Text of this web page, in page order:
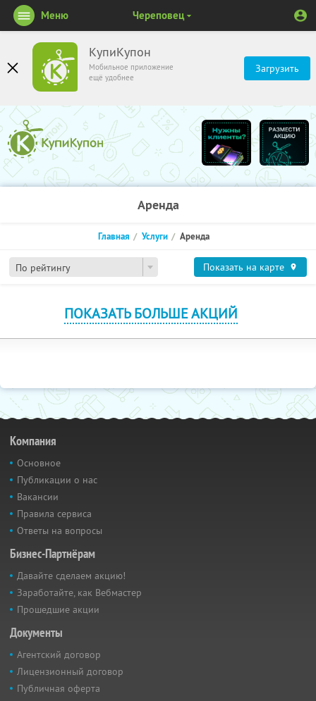
КупиКупон
Мобильное приложение
ещё удобнее
Загрузить
Меню Череповец
Аренда
По рейтингу
Главная Услуги Аренда
Показать на карте
ПОКАЗАТЬ БОЛЬШЕ АКЦИЙ
Компания
Основное
Публикации о нас
Вакансии
Правила сервиса
Ответы на вопросы
Бизнес-Партнёрам
Давайте сделаем акцию!
Заработайте, как Вебмастер
Прошедшие акции
Документы
Агентский договор
Лицензионный договор
Публичная оферта